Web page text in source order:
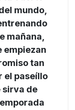
mundo,
mañana,
empiezan
tan
el paseíllo
sirva de